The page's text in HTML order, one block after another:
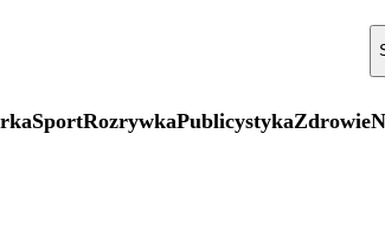
SportRozrywkaPublicystykaZdrowie